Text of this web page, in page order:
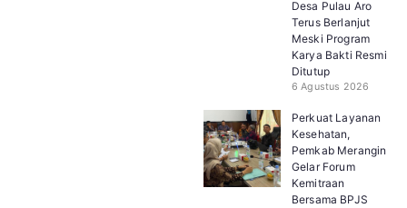
Desa Pulau Aro
Terus Berlanjut
Meski Program
Karya Bakti Resmi
Ditutup
6 Agustus 2026
Perkuat Layanan
Kesehatan,
Pemkab Merangin
Gelar Forum
Kemitraan
Bersama BPJS